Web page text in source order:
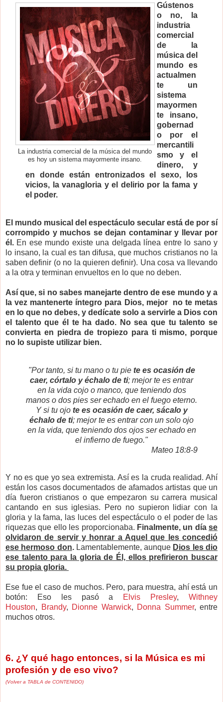
La industria comercial de la música del mundo
es hoy un sistema mayormente insano.
Gústenos
o no, la
industria
comercial
de la
música del
mundo es
actualmen
te un
sistema
mayormen
te insano,
gobernad
o por el
mercantili
smo y el
dinero, y
en donde están entronizados el sexo, los
vicios, la vanagloria y el delirio por la fama y
el poder.
El mundo musical del espectáculo secular está de por sí
corrompido y muchos se dejan contaminar y llevar por
él. En ese mundo existe una delgada línea entre lo sano y
lo insano, la cual es tan difusa, que muchos cristianos no la
saben definir (o no la quieren definir). Una cosa va llevando
a la otra y terminan envueltos en lo que no deben.
Así que, si no sabes manejarte dentro de ese mundo y a
la vez mantenerte íntegro para Dios, mejor no te metas
en lo que no debes, y dedícate solo a servirle a Dios con
el talento que él te ha dado. No sea que tu talento se
convierta en piedra de tropiezo para ti mismo, porque
no lo supiste utilizar bien.
"Por tanto, si tu mano o tu pie te es ocasión de
caer, córtalo y échalo de ti; mejor te es entrar
en la vida cojo o manco, que teniendo dos
manos o dos pies ser echado en el fuego eterno.
Y si tu ojo te es ocasión de caer, sácalo y
échalo de ti; mejor te es entrar con un solo ojo
en la vida, que teniendo dos ojos ser echado en
el infierno de fuego."
Mateo 18:8-9
Y no es que yo sea extremista. Así es la cruda realidad. Ahí
están los casos documentados de afamados artistas que un
día fueron cristianos o que empezaron su carrera musical
cantando en sus iglesias. Pero no supieron lidiar con la
gloria y la fama, las luces del espectáculo o el poder de las
riquezas que ello les proporcionaba. Finalmente, un día se
olvidaron de servir y honrar a Aquel que les concedió
ese hermoso don.Lamentablemente, aunque Dios les dio
ese talento para la gloria de Él, ellos prefirieron buscar
su propia gloria.
Ese fue el caso de muchos. Pero, para muestra, ahí está un
botón: Eso les pasó a
Elvis Presley,Withney
Houston, Brandy, Dionne Warwick, Donna Summer, entre
muchos otros.
6. ¿Y qué hago entonces, si la Música es mi
profesión y de eso vivo?
(Volver a TABLA de CONTENIDO)